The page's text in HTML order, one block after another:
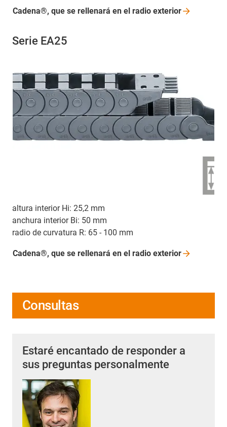
Cadena®, que se rellenará en el radio exterior
Serie EA25
altura interior Hi: 25,2 mm
anchura interior Bi: 50 mm
radio de curvatura R: 65 - 100 mm
Cadena®, que se rellenará en el radio exterior
Consultas
Estaré encantado de responder a
sus preguntas personalmente